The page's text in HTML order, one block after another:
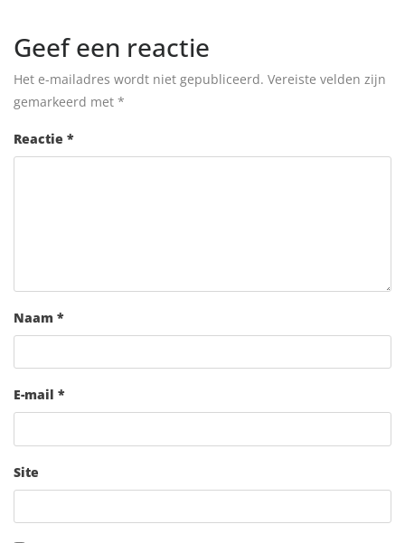
Geef een reactie
Het e-mailadres wordt niet gepubliceerd. Vereiste velden zijn
gemarkeerd met *
Reactie *
Naam *
E-mail *
Site